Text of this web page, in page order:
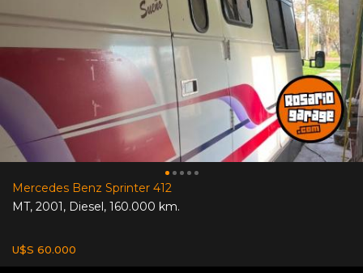
Mercedes Benz Sprinter 412
MT, 2001, Diesel, 160.000 km.
U$S 60.000